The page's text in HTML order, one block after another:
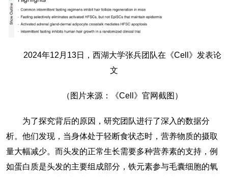
2024年12月13日，西湖大学张兵团队在《Cell》发表论
文
（图片来源：《Cell》官网截图）
为了探究背后的原因，研究团队进行了深入的数据分
析。他们发现，当身体处于轻断食状态时，营养物质的摄取
量大幅减少。而头发的正常生长需要多种营养素的支持，例
如蛋白质是头发的主要组成部分，铁元素参与毛囊细胞的氧